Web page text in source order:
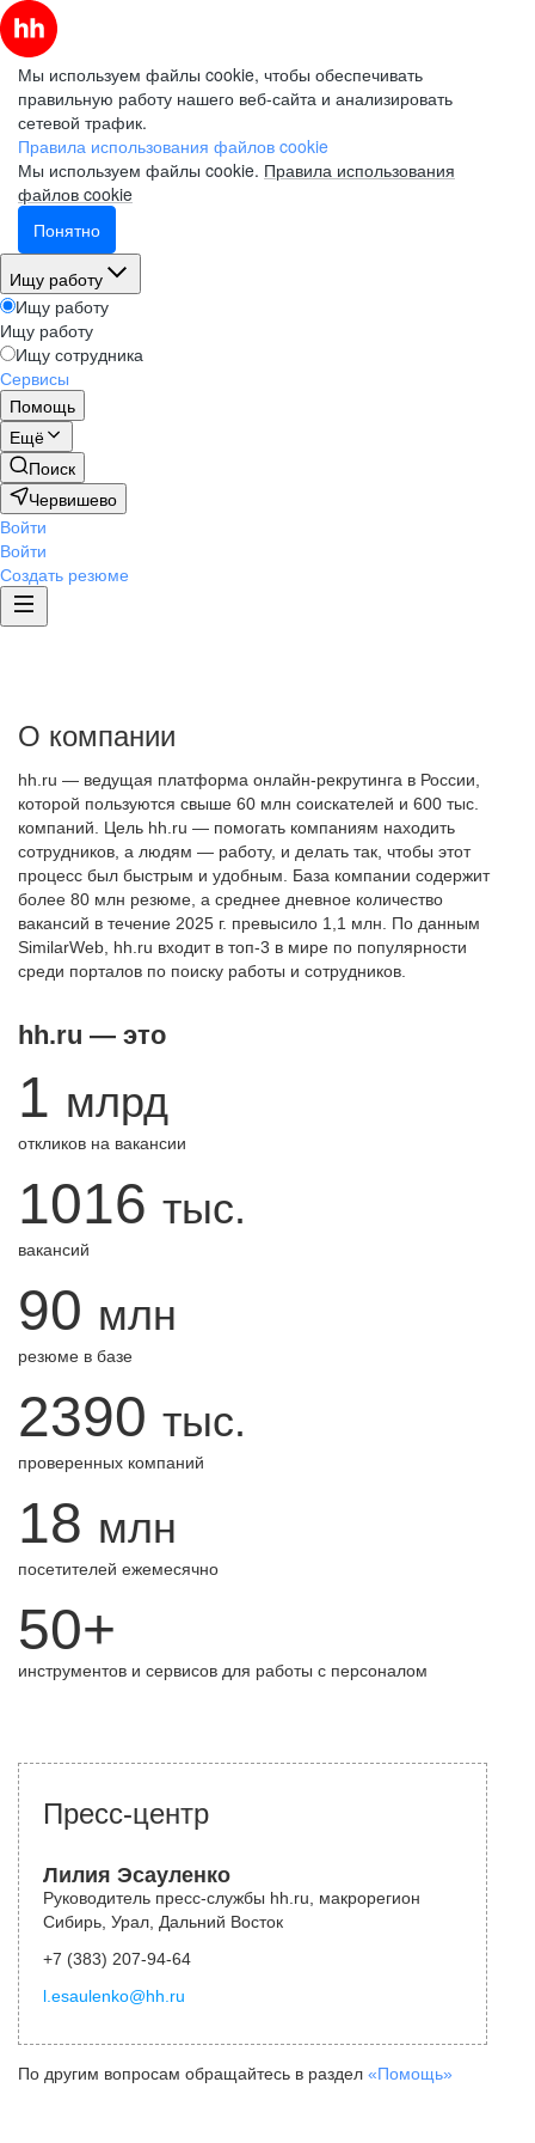
Мы используем файлы cookie, чтобы обеспечивать
правильную работу нашего веб-сайта и анализировать
сетевой трафик.
Правила использования файлов cookie
Мы используем файлы cookie. Правила использования
файлов cookie
Понятно
Ищу работу
Ищу работу
Ищу работу
Ищу сотрудника
Сервисы
Помощь
Ещё
Поиск
Червишево
Войти
Войти
Создать резюме
О компании
hh.ru — ведущая платформа онлайн-рекрутинга в России,
которой пользуются свыше 60 млн соискателей и 600 тыс.
компаний. Цель hh.ru — помогать компаниям находить
сотрудников, а людям — работу, и делать так, чтобы этот
процесс был быстрым и удобным. База компании содержит
более 80 млн резюме, а среднее дневное количество
вакансий в течение 2025 г. превысило 1,1 млн. По данным
SimilarWeb, hh.ru входит в топ-3 в мире по популярности
среди порталов по поиску работы и сотрудников.
hh.ru — это
1 млрд
откликов на вакансии
1016 тыс.
вакансий
90 млн
резюме в базе
2390 тыс.
проверенных компаний
18 млн
посетителей ежемесячно
50+
инструментов и сервисов для работы с персоналом
Пресс-центр
Лилия Эсауленко
Руководитель пресс-службы hh.ru, макрорегион
Сибирь, Урал, Дальний Восток
+7 (383) 207-94-64
l.esaulenko@hh.ru
По другим вопросам обращайтесь в раздел «Помощь»